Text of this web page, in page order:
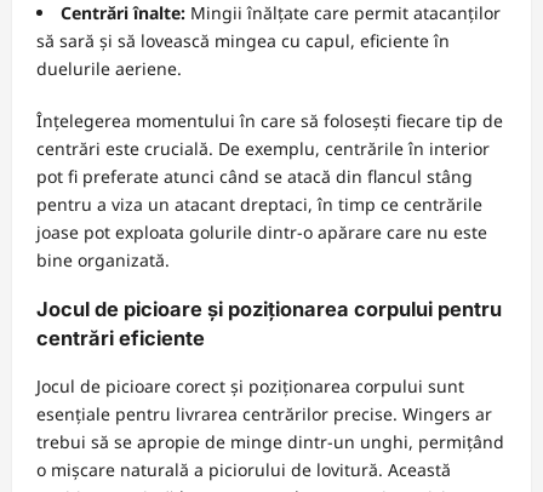
Centrări înalte: Mingii înălțate care permit atacanților
să sară și să lovească mingea cu capul, eficiente în
duelurile aeriene.
Înțelegerea momentului în care să folosești fiecare tip de
centrări este crucială. De exemplu, centrările în interior
pot fi preferate atunci când se atacă din flancul stâng
pentru a viza un atacant dreptaci, în timp ce centrările
joase pot exploata golurile dintr-o apărare care nu este
bine organizată.
Jocul de picioare și poziționarea corpului pentru
centrări eficiente
Jocul de picioare corect și poziționarea corpului sunt
esențiale pentru livrarea centrărilor precise. Wingers ar
trebui să se apropie de minge dintr-un unghi, permițând
o mișcare naturală a piciorului de lovitură. Această